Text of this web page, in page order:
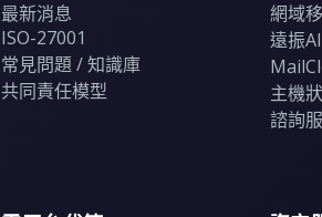
最新消息
ISO-27001
常見問題 / 知識庫
共同責任模型
網域
遠振
主機
諮詢